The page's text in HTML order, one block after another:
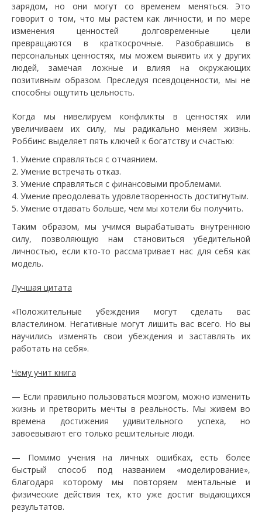
зарядом, но они могут со временем меняться. Это
говорит о том, что мы растем как личности, и по мере
изменения ценностей долговременные цели
превращаются в краткосрочные. Разобравшись в
персональных ценностях, мы можем выявить их у других
людей, замечая ложные и влияя на окружающих
позитивным образом. Преследуя псевдоценности, мы не
способны ощутить цельность.
Когда мы нивелируем конфликты в ценностях или
увеличиваем их силу, мы радикально меняем жизнь.
Роббинс выделяет пять ключей к богатству и счастью:
Умение справляться с отчаянием.
Умение встречать отказ.
Умение справляться с финансовыми проблемами.
Умение преодолевать удовлетворенность достигнутым.
Умение отдавать больше, чем мы хотели бы получить.
Таким образом, мы учимся вырабатывать внутреннюю
силу, позволяющую нам становиться убедительной
личностью, если кто-то рассматривает нас для себя как
модель.
Лучшая цитата
«Положительные убеждения могут сделать вас
властелином. Негативные могут лишить вас всего. Но вы
научились изменять свои убеждения и заставлять их
работать на себя».
Чему учит книга
— Если правильно пользоваться мозгом, можно изменить
жизнь и претворить мечты в реальность. Мы живем во
времена достижения удивительного успеха, но
завоевывают его только решительные люди.
— Помимо учения на личных ошибках, есть более
быстрый способ под названием «моделирование»,
благодаря которому мы повторяем ментальные и
физические действия тех, кто уже достиг выдающихся
результатов.